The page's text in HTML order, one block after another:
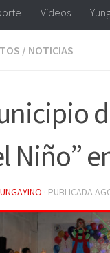
Videos
/ NOTICIAS
Niño”
· PUBLICADA